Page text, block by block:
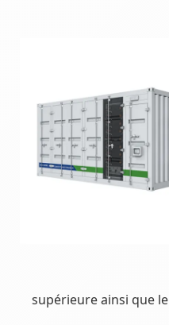
supérieure ainsi que le